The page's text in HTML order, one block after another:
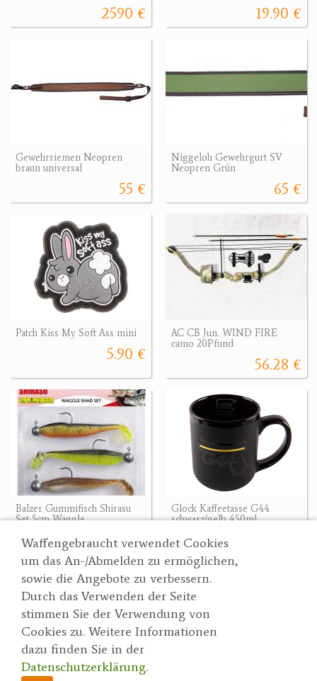
Waffengebraucht verwendet Cookies
um das An-/Abmelden zu ermöglichen,
sowie die Angebote zu verbessern.
Durch das Verwenden der Seite
stimmen Sie der Verwendung von
Cookies zu. Weitere Informationen
dazu finden Sie in der
Datenschutzerklärung.
2590 € 19.90 €
Gewehrriemen Neopren
braun universal
55 €
Niggeloh Gewehrgurt SV
Neopren Grün
65 €
Patch Kiss My Soft Ass mini
5.90 €
AC CB Jun. WIND FIRE
camo 20Pfund
56.28 €
Balzer Gummifisch Shirasu
Set 5cm Waggle
8.30 €
Glock Kaffeetasse G44
schwarz/gelb 450ml
Suche
Partner
AGBs
Datenschutzerklärung
Impressum
Wertgarner 1820
Jagd & SporthandelsgmbH
Dr. Karl-Renner-Straße 48